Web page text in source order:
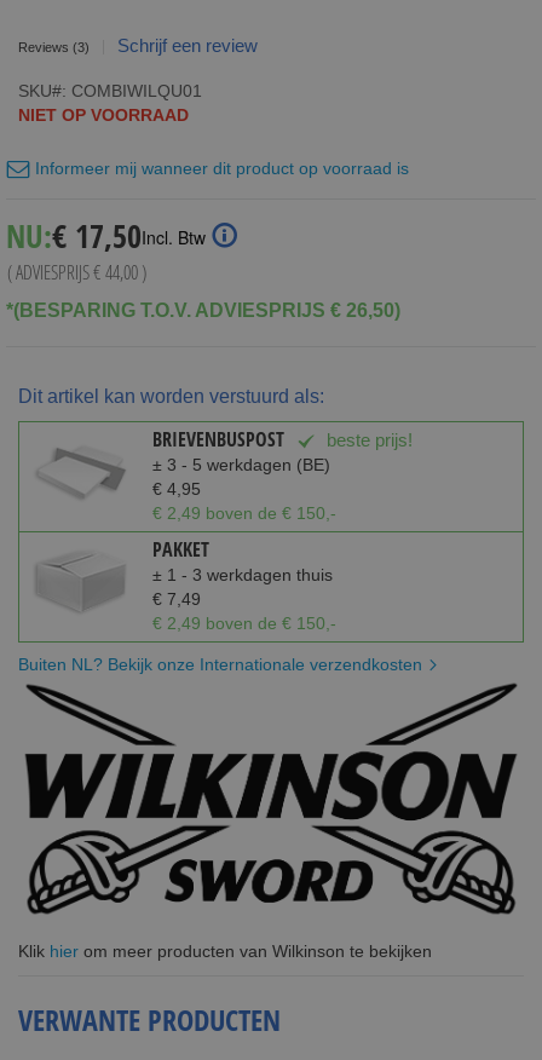
Reviews (3) Schrijf een review
SKU
COMBIWILQU01
NIET OP VOORRAAD
Informeer mij wanneer dit product op voorraad is
NU: Special
Price
€ 17,50Incl. Btw
( ADVIESPRIJS€ 44,00)
*(BESPARING T.O.V. ADVIESPRIJS € 26,50)
Dit artikel kan worden verstuurd als:
BRIEVENBUSPOST beste prijs!
± 3 - 5 werkdagen (BE)
€ 4,95
€ 2,49 boven de € 150,-
PAKKET
± 1 - 3 werkdagen thuis
€ 7,49
€ 2,49 boven de € 150,-
Buiten NL? Bekijk onze Internationale verzendkosten
Klik hier om meer producten van Wilkinson te bekijken
VERWANTE PRODUCTEN